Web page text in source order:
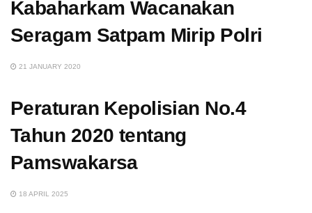
Kabaharkam Wacanakan
Seragam Satpam Mirip Polri
21 JANUARY 2020
Peraturan Kepolisian No.4
Tahun 2020 tentang
Pamswakarsa
18 APRIL 2025